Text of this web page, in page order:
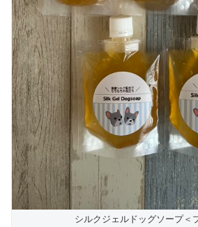
シルクジェルドッグソープ＜